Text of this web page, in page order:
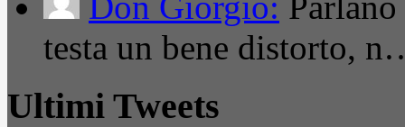
testa un bene distorto,
Ultimi Tweets